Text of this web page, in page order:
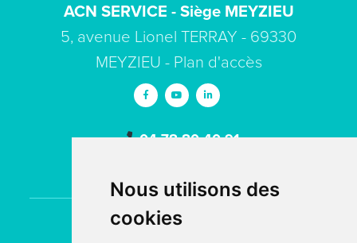
Nous utilisons des
cookies
ACN SERVICE - Siège MEYZIEU
5, avenue Lionel TERRAY - 69330
MEYZIEU - Plan d'accès
04 78 80 40 91